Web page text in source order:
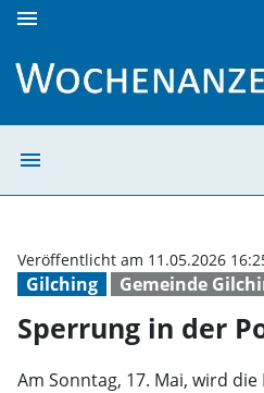
menu
menu
Gilching Gemeinde
Veröffentlicht am 11.05.2026
Sperrung in der
Am Sonntag, 17. Mai, wird